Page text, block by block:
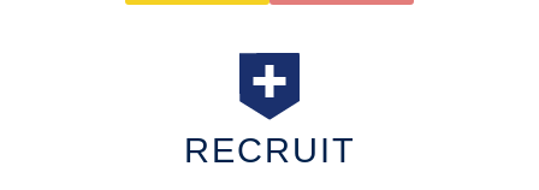
RECRUIT